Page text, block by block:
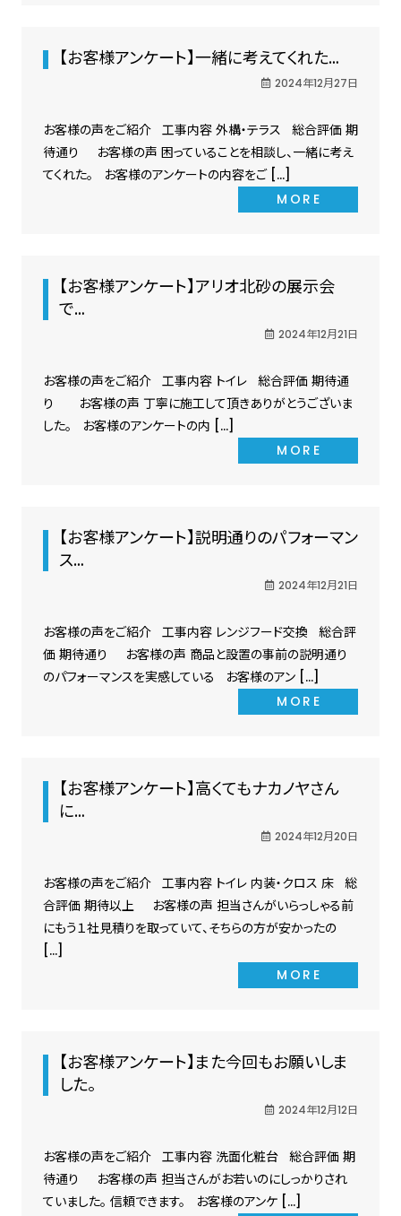
【お客様アンケート】一緒に考えてくれた…
2024年12月27日
お客様の声をご紹介 工事内容 外構・テラス 総合評価 期
待通り お客様の声 困っていることを相談し、一緒に考え
てくれた。 お客様のアンケートの内容をご […]
MORE
【お客様アンケート】アリオ北砂の展示会
で…
2024年12月21日
お客様の声をご紹介 工事内容 トイレ 総合評価 期待通
り お客様の声 丁寧に施工して頂きありがとうございま
した。 お客様のアンケートの内 […]
MORE
【お客様アンケート】説明通りのパフォーマン
ス…
2024年12月21日
お客様の声をご紹介 工事内容 レンジフード交換 総合評
価 期待通り お客様の声 商品と設置の事前の説明通り
のパフォーマンスを実感している お客様のアン […]
MORE
【お客様アンケート】高くてもナカノヤさん
に…
2024年12月20日
お客様の声をご紹介 工事内容 トイレ 内装・クロス 床 総
合評価 期待以上 お客様の声 担当さんがいらっしゃる前
にもう１社見積りを取っていて、そちらの方が安かったの
[…]
MORE
【お客様アンケート】また今回もお願いしま
した。
2024年12月12日
お客様の声をご紹介 工事内容 洗面化粧台 総合評価 期
待通り お客様の声 担当さんがお若いのにしっかりされ
ていました。 信頼できます。 お客様のアンケ […]